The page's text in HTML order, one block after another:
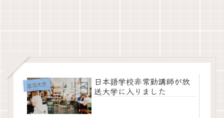
放送大学
日本語学校非常勤講師が放
送大学に入りました